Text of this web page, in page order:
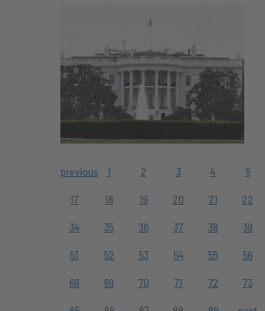
previous 1 2 3 4 5
17 18 19 20 21 22
34 35 36 37 38 39
51 52 53 54 55 56
68 69 70 71 72 73